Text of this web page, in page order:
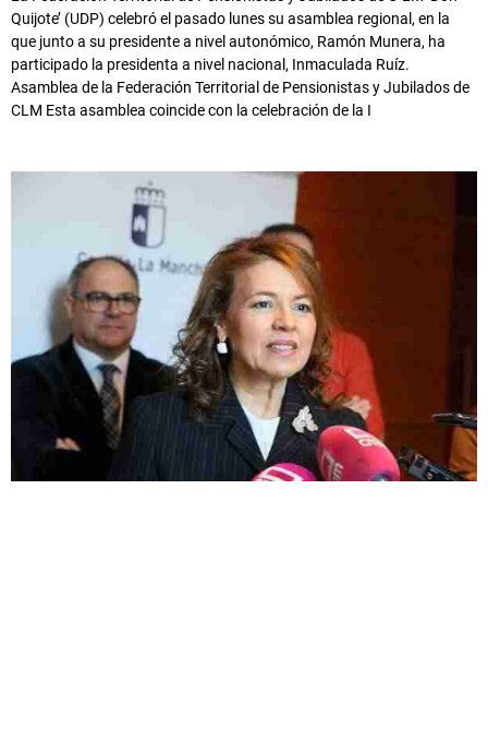
Quijote’ (UDP) celebró el pasado lunes su asamblea regional, en la
que junto a su presidente a nivel autonómico, Ramón Munera, ha
participado la presidenta a nivel nacional, Inmaculada Ruíz.
Asamblea de la Federación Territorial de Pensionistas y Jubilados de
CLM Esta asamblea coincide con la celebración de la I